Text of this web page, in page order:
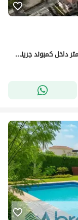
للبيع فيلا توين هاوس مباني 303 متر , ارض 360 متر داخل كمبوند جرينز , درة , الشيخ زايد